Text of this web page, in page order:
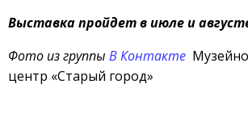
Выставка пройдет в июле и
Фото из группы В Контакте
центр «Старый город»